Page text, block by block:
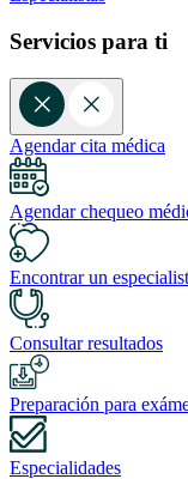
Servicios para ti
Agendar cita médica
Agendar chequeo
Encontrar un
Consultar resultados
Preparación para
Especialidades